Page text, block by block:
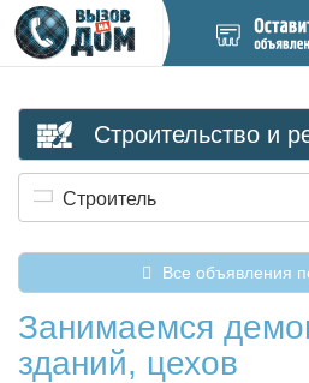
новое
Строительство и
Строитель
Все объявления
Занимаемся
зданий, цехов